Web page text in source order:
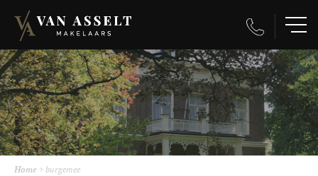
Home > burgemee